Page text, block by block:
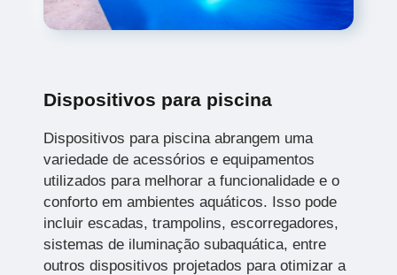
Dispositivos para piscina
Dispositivos para piscina abrangem uma
variedade de acessórios e equipamentos
utilizados para melhorar a funcionalidade e o
conforto em ambientes aquáticos. Isso pode
incluir escadas, trampolins, escorregadores,
sistemas de iluminação subaquática, entre
outros dispositivos projetados para otimizar a